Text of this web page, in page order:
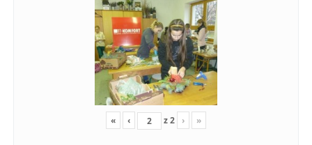
« ‹ z2 › »